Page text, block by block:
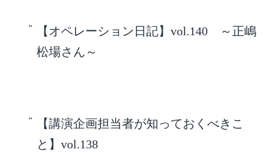
【オペレーション日記】vol.140 ～正嶋
松場さん～
【講演企画担当者が知っておくべきこ
と】vol.138